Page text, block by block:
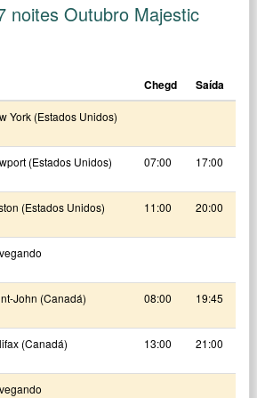
noites Outubro Majestic
Chegd Saída
York (Estados Unidos)
(Estados Unidos) 07:00 17:00
(Estados Unidos) 11:00 20:00
John (Canadá) 08:00 19:45
(Canadá) 13:00 21:00